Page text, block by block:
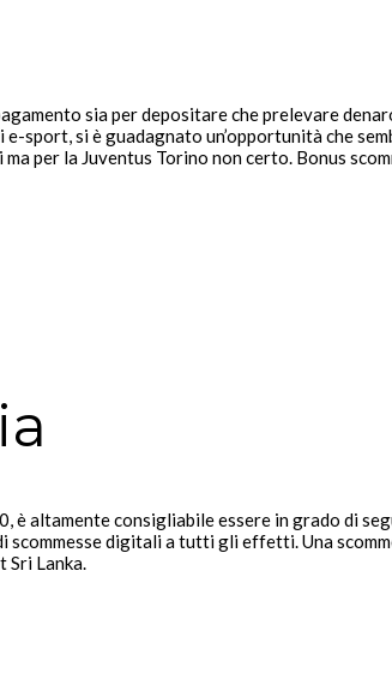
sia per depositare che prelevare
si è guadagnato un’opportunità che
per la Juventus Torino non certo. Bonus
è altamente consigliabile essere in grado di
digitali a tutti gli effetti. Una
Lanka.